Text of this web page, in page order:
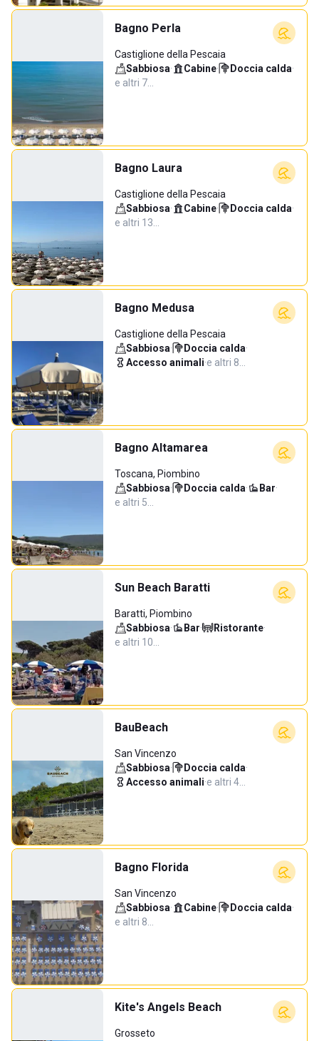
Bagno Perla
Castiglione della Pescaia
Sabbiosa· Cabine· Doccia calda·
e altri 7…
Bagno Laura
Castiglione della Pescaia
Sabbiosa· Cabine· Doccia calda·
e altri 13…
Bagno Medusa
Castiglione della Pescaia
Sabbiosa· Doccia calda·
Accesso animali·e altri 8…
Bagno Altamarea
Toscana, Piombino
Sabbiosa· Doccia calda· Bar·
e altri 5…
Sun Beach Baratti
Baratti, Piombino
Sabbiosa· Bar· Ristorante·
e altri 10…
BauBeach
San Vincenzo
Sabbiosa· Doccia calda·
Accesso animali·e altri 4…
Bagno Florida
San Vincenzo
Sabbiosa· Cabine· Doccia calda·
e altri 8…
Kite's Angels Beach
Grosseto